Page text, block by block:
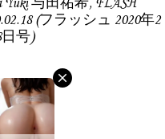
Yuki 与田祐希, FLASH
(フラッシュ 2020年2
日号)